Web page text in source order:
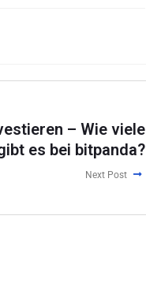
– Wie viele
es bei bitpanda?
Next Post